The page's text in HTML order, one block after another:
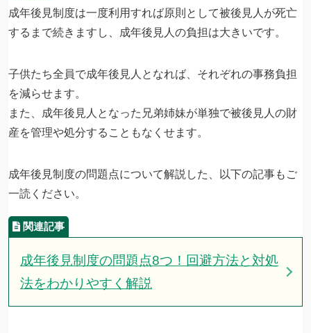
成年後見制度は一度利用すれば原則として被後見人が死亡
するまで続きますし、成年後見人の負担は大きいです。
子供たち全員で成年後見人となれば、それぞれの事務負担
を減らせます。
また、成年後見人となった兄弟姉妹が単独で被後見人の財
産を管理や処分することもなくせます。
成年後見制度の問題点について解説した、以下の記事もご
一読ください。
成年後見制度の問題点8つ！回避方法と対処
法をわかりやすく解説